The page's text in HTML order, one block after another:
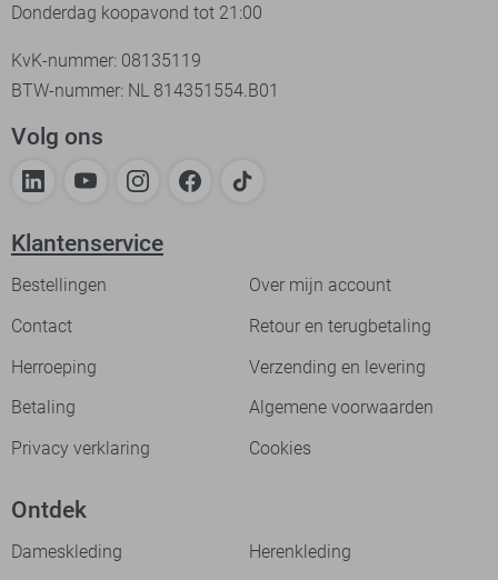
Donderdag koopavond tot 21:00
KvK-nummer: 08135119
BTW-nummer: NL 814351554.B01
Volg ons
Klantenservice
Bestellingen
Over mijn account
Contact
Retour en terugbetaling
Herroeping
Verzending en levering
Betaling
Algemene voorwaarden
Privacy verklaring
Cookies
Ontdek
Dameskleding
Herenkleding